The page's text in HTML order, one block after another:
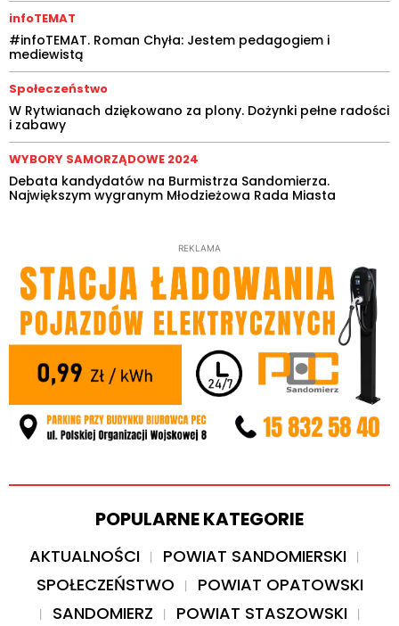
infoTEMAT
#infoTEMAT. Roman Chyła: Jestem pedagogiem i
mediewistą
Społeczeństwo
W Rytwianach dziękowano za plony. Dożynki pełne radości
i zabawy
WYBORY SAMORZĄDOWE 2024
Debata kandydatów na Burmistrza Sandomierza.
Największym wygranym Młodzieżowa Rada Miasta
REKLAMA
POPULARNE KATEGORIE
AKTUALNOŚCI
POWIAT SANDOMIERSKI
SPOŁECZEŃSTWO
POWIAT OPATOWSKI
SANDOMIERZ
POWIAT STASZOWSKI